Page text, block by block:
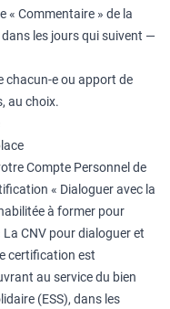
« Commentaire » de la
les jours qui suivent —
chacun-e ou apport de
au choix.
Compte Personnel de
« Dialoguer avec la
à former pour
CNV pour dialoguer et
certification est
au service du bien
(ESS), dans les